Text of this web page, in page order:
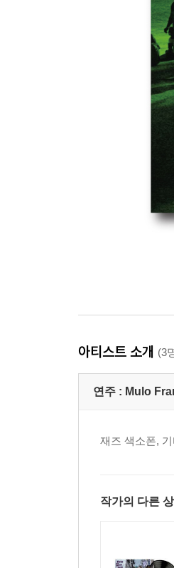
아티스트 소개 (3
연주 : Mulo
재즈 색소폰,
작가의 다른